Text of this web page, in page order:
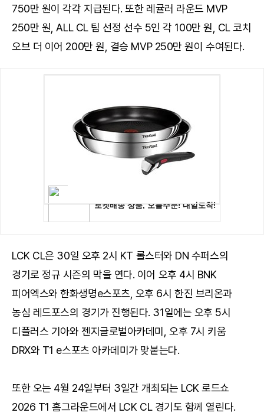
750만 원이 각각 지급된다. 또한 레귤러 라운드 MVP
250만 원, ALL CL 팀 선정 선수 5인 각 100만 원, CL 코치
오브 더 이어 200만 원, 결승 MVP 250만 원이 수여된다.
LCK CL은 30일 오후 2시 KT 롤스터와 DN 수퍼스의
경기로 정규 시즌의 막을 연다. 이어 오후 4시 BNK
피어엑스와 한화생명e스포츠, 오후 6시 한진 브리온과
농심 레드포스의 경기가 진행된다. 31일에는 오후 5시
디플러스 기아와 젠지글로벌아카데미, 오후 7시 키움
DRX와 T1 e스포츠 아카데미가 맞붙는다.
또한 오는 4월 24일부터 3일간 개최되는 LCK 로드쇼
2026 T1 홈그라운드에서 LCK CL 경기도 함께 열린다.